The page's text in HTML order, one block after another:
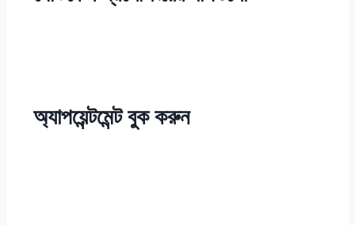
অ্যাপয়েন্টমেন্ট বুক করুন